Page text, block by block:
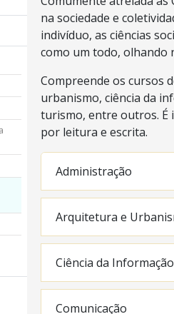
na sociedade e
indivíduo, as ciências
como um todo, olhando
Compreende os cursos
urbanismo, ciência da
turismo, entre outros. É
por leitura e escrita.
Administração
Arquitetura e
Ciência da Informação
Comunicação